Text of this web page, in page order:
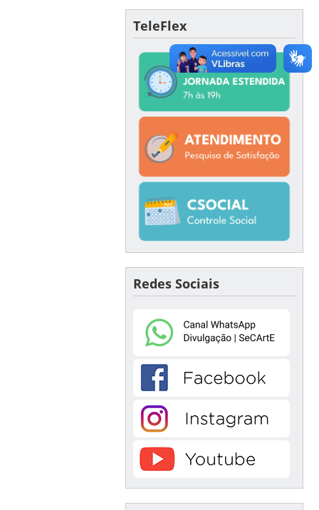
TeleFlex
Redes Sociais